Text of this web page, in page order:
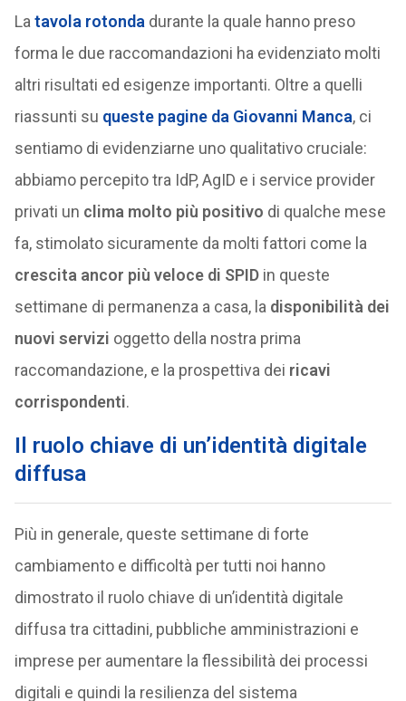
La tavola rotonda durante la quale hanno preso
forma le due raccomandazioni ha evidenziato molti
altri risultati ed esigenze importanti. Oltre a quelli
riassunti su queste pagine da Giovanni Manca, ci
sentiamo di evidenziarne uno qualitativo cruciale:
abbiamo percepito tra IdP, AgID e i service provider
privati un clima molto più positivo di qualche mese
fa, stimolato sicuramente da molti fattori come la
crescita ancor più veloce di SPIDin queste
settimane di permanenza a casa, la disponibilità dei
nuovi servizi oggetto della nostra prima
raccomandazione, e la prospettiva dei ricavi
corrispondenti.
Il ruolo chiave di un’identità digitale
diffusa
Più in generale, queste settimane di forte
cambiamento e difficoltà per tutti noi hanno
dimostrato il ruolo chiave di un’identità digitale
diffusa tra cittadini, pubbliche amministrazioni e
imprese per aumentare la flessibilità dei processi
digitali e quindi la resilienza del sistema